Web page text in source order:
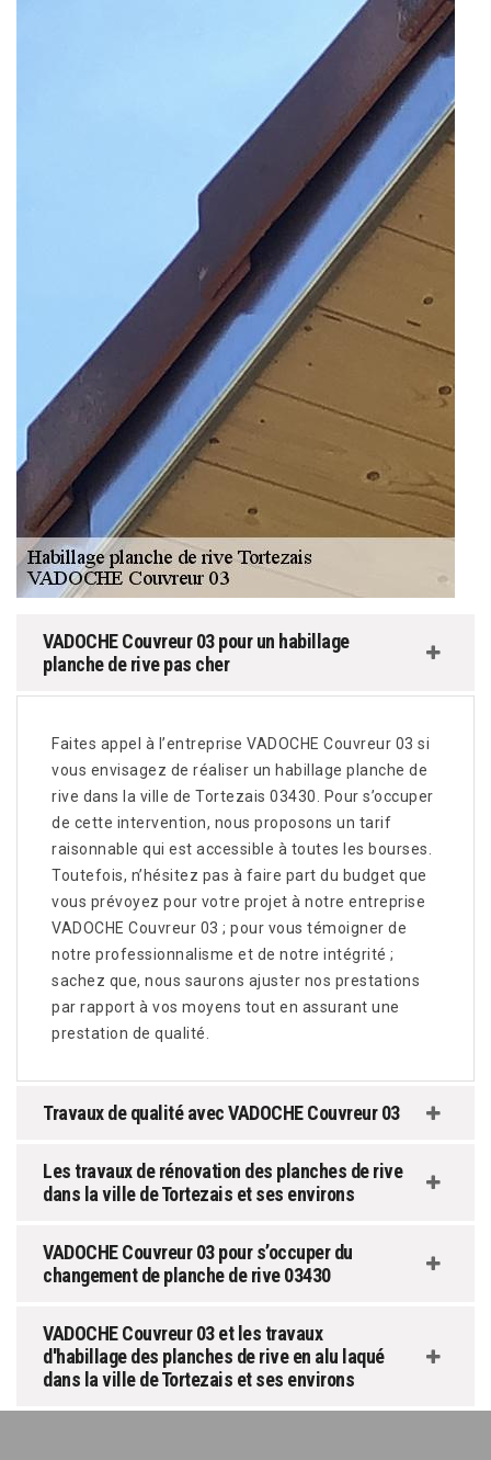
VADOCHE Couvreur 03 pour un habillage
planche de rive pas cher
Faites appel à l’entreprise VADOCHE Couvreur 03 si
vous envisagez de réaliser un habillage planche de
rive dans la ville de Tortezais 03430. Pour s’occuper
de cette intervention, nous proposons un tarif
raisonnable qui est accessible à toutes les bourses.
Toutefois, n’hésitez pas à faire part du budget que
vous prévoyez pour votre projet à notre entreprise
VADOCHE Couvreur 03 ; pour vous témoigner de
notre professionnalisme et de notre intégrité ;
sachez que, nous saurons ajuster nos prestations
par rapport à vos moyens tout en assurant une
prestation de qualité.
Travaux de qualité avec VADOCHE Couvreur 03
Les travaux de rénovation des planches de rive
dans la ville de Tortezais et ses environs
VADOCHE Couvreur 03 pour s’occuper du
changement de planche de rive 03430
VADOCHE Couvreur 03 et les travaux
d'habillage des planches de rive en alu laqué
dans la ville de Tortezais et ses environs